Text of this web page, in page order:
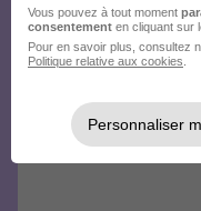
Vous pouvez à tout moment
consentement en cliquant sur
Pour en savoir plus, consultez
Politique relative aux cookies
Personnaliser